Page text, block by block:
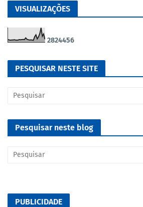
VISUALIZAÇÕES
2824456
PESQUISAR NESTE SITE
Pesquisar neste blog
PUBLICIDADE